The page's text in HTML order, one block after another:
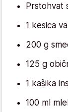
Prstohvat
1 kesica
200 g
125 g
1 kašika
100 ml